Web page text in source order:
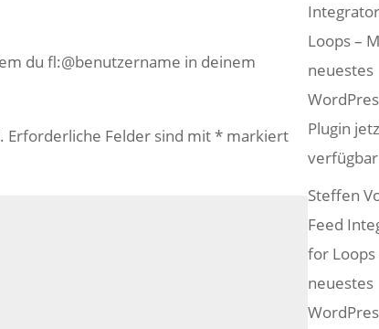
du fl:@benutzername in deinem
Erforderliche Felder sind mit*markiert
Loops –
neuestes
Plugin
verfügbar
Steffen
Feed
for Loops
neuestes